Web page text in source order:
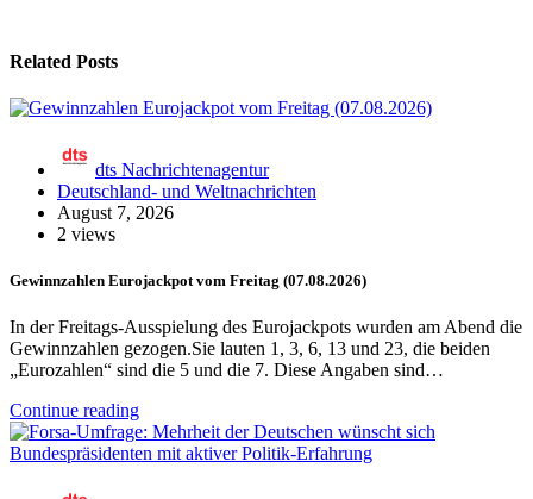
Related Posts
dts Nachrichtenagentur
Deutschland- und Weltnachrichten
August 7, 2026
2 views
Gewinnzahlen Eurojackpot vom Freitag (07.08.2026)
In der Freitags-Ausspielung des Eurojackpots wurden am Abend die
Gewinnzahlen gezogen.Sie lauten 1, 3, 6, 13 und 23, die beiden
„Eurozahlen“ sind die 5 und die 7. Diese Angaben sind…
Continue reading